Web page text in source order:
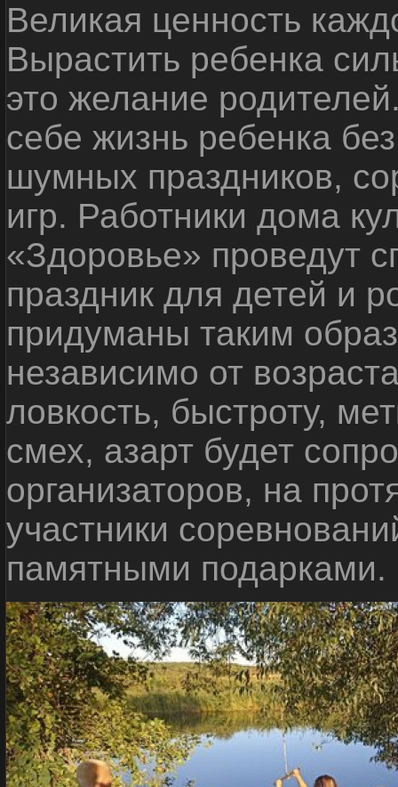
Великая ценность
Вырастить ребенка
это желание
себе жизнь ребенка
шумных праздников,
игр. Работники дома
«Здоровье» проведут
праздник для детей и
придуманы таким
независимо от
ловкость, быстроту,
смех, азарт будет
организаторов, на
участники
памятными подарками.